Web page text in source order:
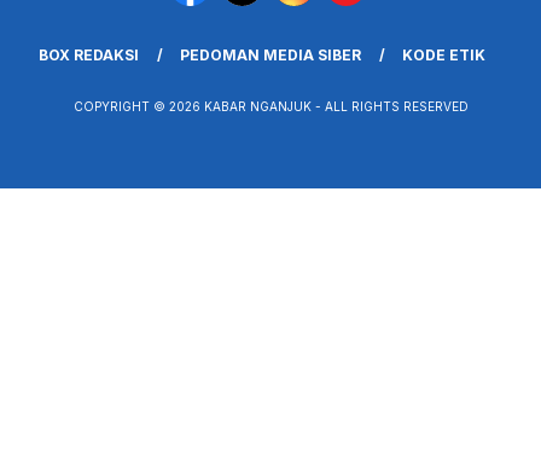
BOX REDAKSI PEDOMAN MEDIA SIBER KODE ETIK
COPYRIGHT © 2026 KABAR NGANJUK - ALL RIGHTS RESERVED